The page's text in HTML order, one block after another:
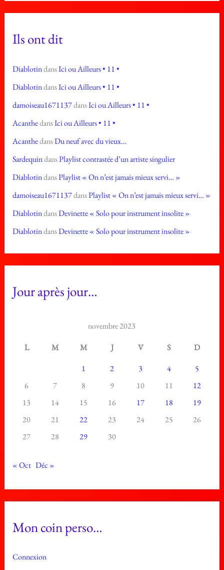
Ils ont dit
DiablotindansIci ou Ailleurs • 11 •
DiablotindansIci ou Ailleurs • 11 •
damoiseau1671137dansIci ou Ailleurs • 11 •
AcanthedansIci ou Ailleurs • 11 •
AcanthedansDu neuf avec du vieux…
SardequindansPlaylist contrastée d’un artiste singulier
DiablotindansPlaylist « On n’est jamais mieux servi… »
damoiseau1671137dansPlaylist « On n’est jamais mieux servi… »
DiablotindansDevinette « Solo pour instrument insolite »
DiablotindansDevinette « Solo pour instrument insolite »
Jour après jour…
novembre 2023
L M M J V S
D
1
2 3 4
5
6
7 8 9 10 11
12
13
14 15 16 17 18
19
20
21 22 23 24 25
26
27
28 29 30
« Oct Déc »
Mon coin perso…
Connexion